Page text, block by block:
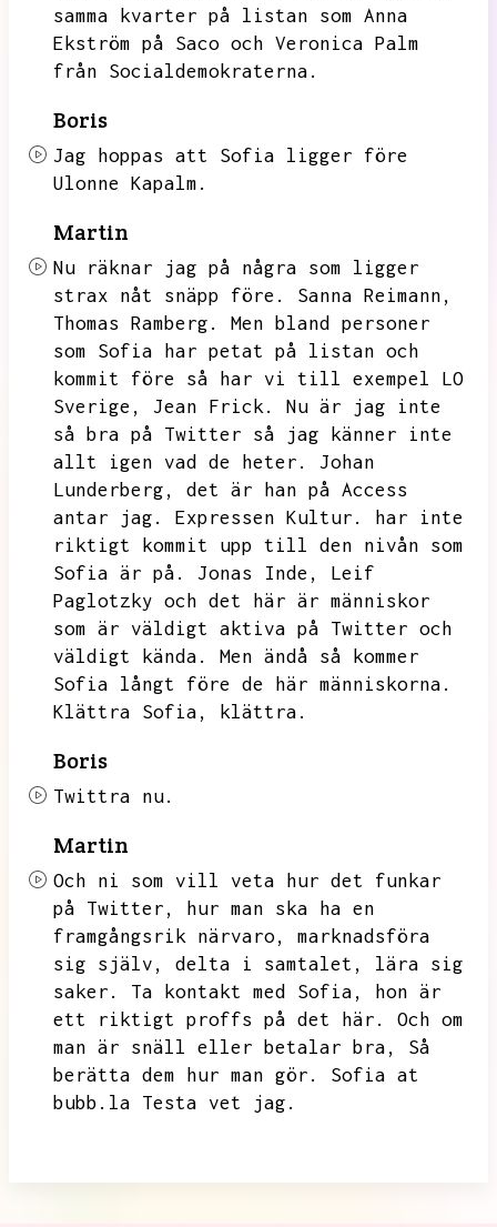
samma kvarter på listan som Anna
Ekström på Saco och Veronica Palm
från Socialdemokraterna.
Boris
Jag hoppas att Sofia ligger före
Ulonne Kapalm.
Martin
Nu räknar jag på några som ligger
strax nåt snäpp före.
Sanna Reimann,
Thomas Ramberg.
Men bland personer
som Sofia har petat på listan och
kommit före så har vi till exempel LO
Sverige,
Jean Frick.
Nu är jag inte
så bra på Twitter så jag känner inte
allt igen vad de heter.
Johan
Lunderberg,
det är han på Access
antar jag.
Expressen Kultur.
har inte
riktigt kommit upp till den nivån som
Sofia är på.
Jonas Inde,
Leif
Paglotzky och det här är människor
som är väldigt aktiva på Twitter och
väldigt kända.
Men ändå så kommer
Sofia långt före de här människorna.
Klättra Sofia,
klättra.
Boris
Twittra nu.
Martin
Och ni som vill veta hur det funkar
på Twitter,
hur man ska ha en
framgångsrik närvaro,
marknadsföra
sig själv,
delta i samtalet,
lära sig
saker.
Ta kontakt med Sofia,
hon är
ett riktigt proffs på det här.
Och om
man är snäll eller betalar bra,
Så
berätta dem hur man gör.
Sofia at
bubb.la Testa vet jag.